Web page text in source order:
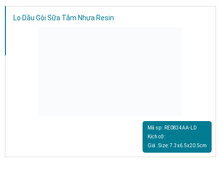
Lọ Dầu Gội Sữa Tắm Nhựa Resin
Mã sp : RE0834AA-LD
Kích cỡ :
Giá : Size: 7.3x6.5x20.5cm